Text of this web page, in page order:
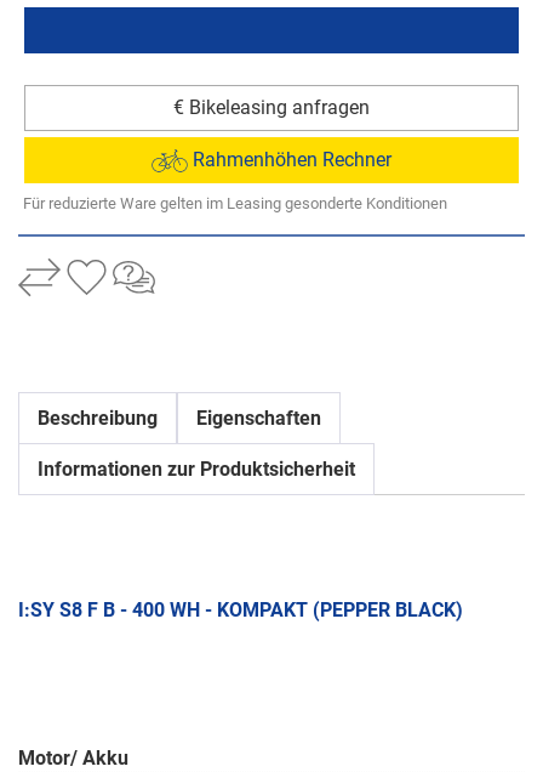
€ Bikeleasing anfragen
Rahmenhöhen Rechner
Für reduzierte Ware gelten im Leasing gesonderte Konditionen
Beschreibung Eigenschaften
Informationen zur Produktsicherheit
I:SY S8 F B - 400 WH - KOMPAKT (PEPPER BLACK)
Motor/ Akku